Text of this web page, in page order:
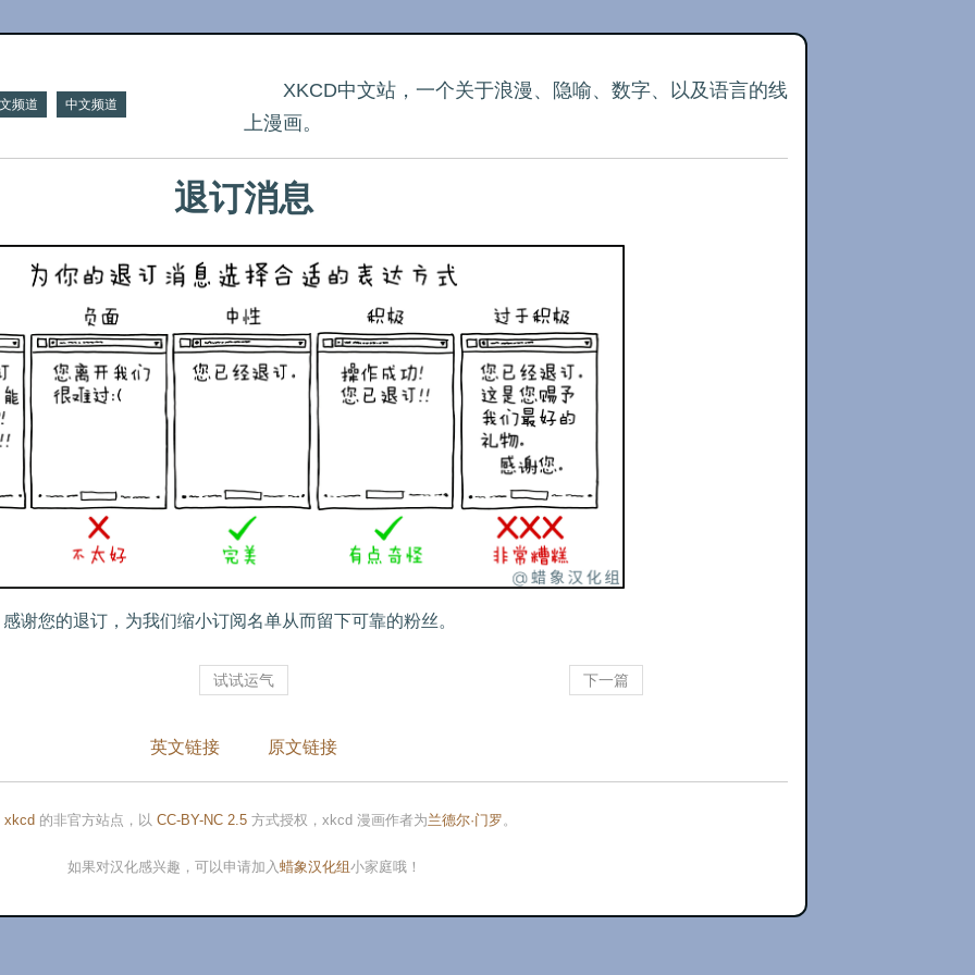
频道 中文频道
XKCD中文站，一个关于浪漫、隐喻、数字、以及语言的线
上漫画。
退订消息
谢您的退订，为我们缩小订阅名单从而留下可靠的粉丝。
下一篇
试试运气
英文链接 原文链接
xkcd 的非官方站点，以 CC-BY-NC 2.5方式授权，xkcd 漫画作者为兰德尔·门罗。
如果对汉化感兴趣，可以申请加入蜡象汉化组小家庭哦！